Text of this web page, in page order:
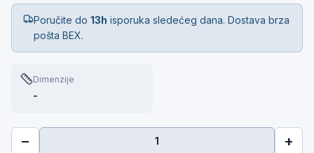
Poručite do13h isporuka sledećeg dana. Dostava brza
pošta BEX.
Dimenzije
-
− +